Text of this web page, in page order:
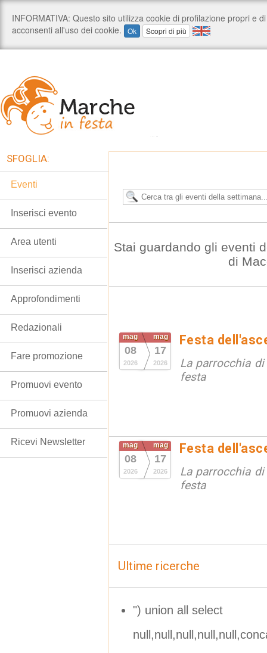
Stai guardando gli eventi
di
mag
08
2026
mag
17
2026
Festa
La parrocchia
festa
mag
08
2026
mag
17
2026
Festa
La parrocchia
festa
Ultime ricerche
") union all select
SFOGLIA:
Eventi
Inserisci evento
Area utenti
Inserisci azienda
Approfondimenti
Redazionali
Fare promozione
Promuovi evento
Promuovi azienda
Ricevi Newsletter